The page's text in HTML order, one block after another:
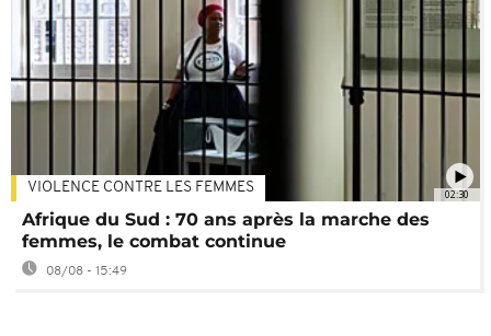
02:30
VIOLENCE CONTRE LES FEMMES
Afrique du Sud : 70 ans après la marche des
femmes, le combat continue
08/08 - 15:49